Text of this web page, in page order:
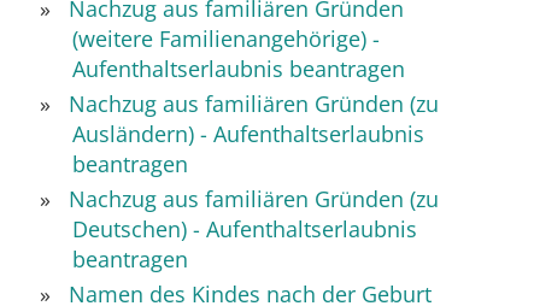
Nachzug aus familiären Gründen
(weitere Familienangehörige) -
Aufenthaltserlaubnis beantragen
Nachzug aus familiären Gründen (zu
Ausländern) - Aufenthaltserlaubnis
beantragen
Nachzug aus familiären Gründen (zu
Deutschen) - Aufenthaltserlaubnis
beantragen
Namen des Kindes nach der Geburt